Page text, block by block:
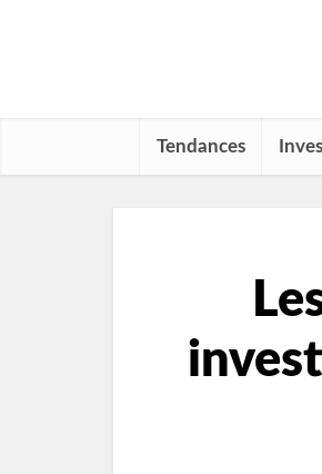
Tendances